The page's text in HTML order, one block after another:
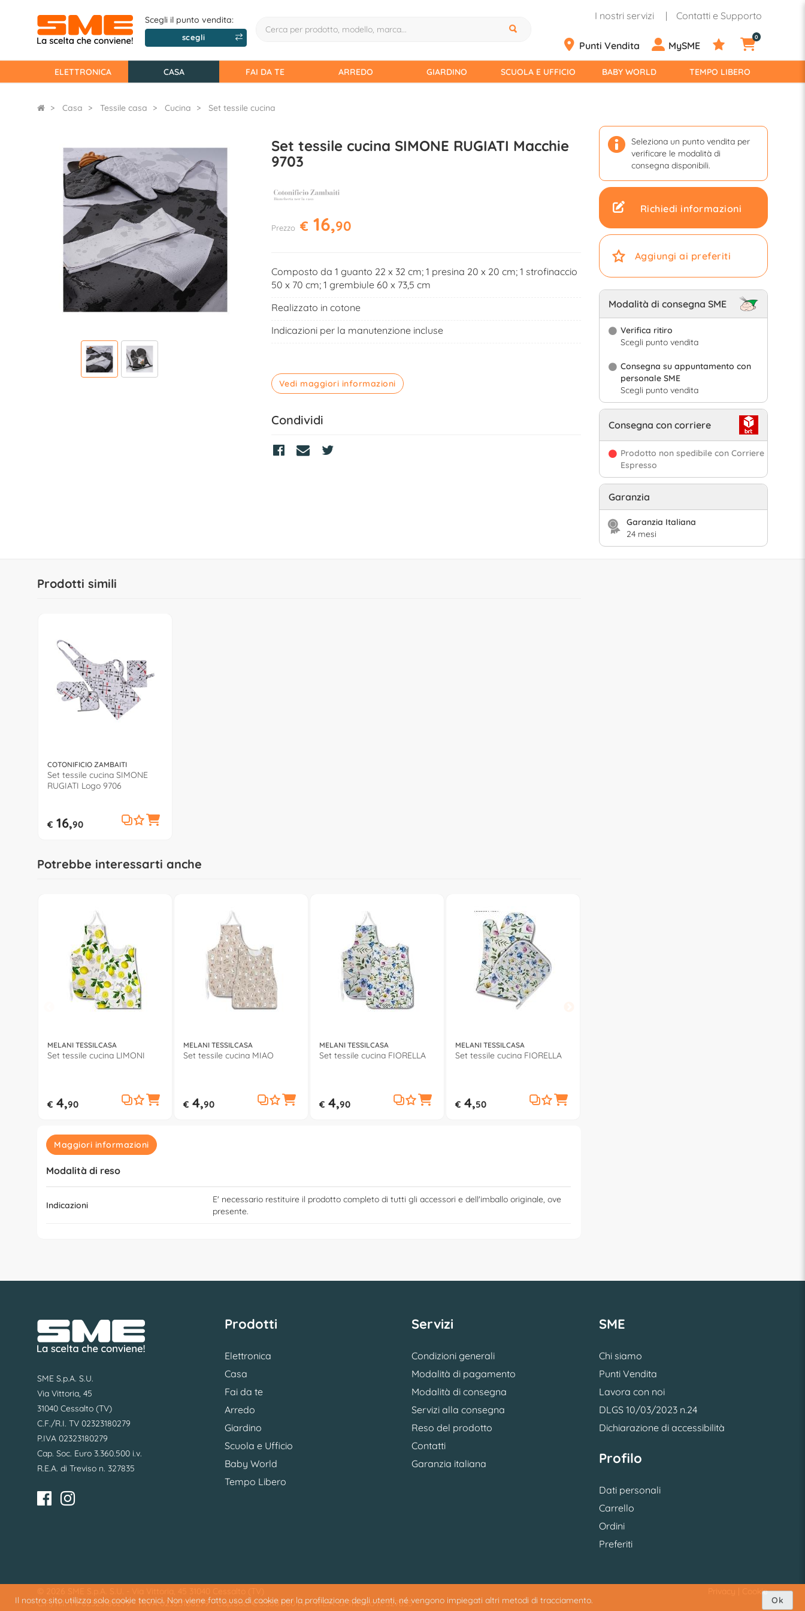
Scegli il punto vendita:
scegli
I nostri servizi Contatti e Supporto
Punti Vendita MySME
0
ELETTRONICA CASA FAI DA TE ARREDO GIARDINO SCUOLA E UFFICIO BABY WORLD TEMPO LIBERO
Casa Tessile casa Cucina Set tessile cucina
Set tessile cucina SIMONE RUGIATI Macchie
9703
Prezzo € 16,90
Composto da 1 guanto 22 x 32 cm; 1 presina 20 x 20 cm; 1 strofinaccio
50 x 70 cm; 1 grembiule 60 x 73,5 cm
Realizzato in cotone
Indicazioni per la manutenzione incluse
Vedi maggiori informazioni
Condividi
Seleziona un punto vendita per
verificare le modalità di
consegna disponibili.
Richiedi informazioni
Aggiungi ai preferiti
Modalità di consegna SME
Verifica ritiro
Scegli punto vendita
Consegna su appuntamento con
personale SME
Scegli punto vendita
Consegna con corriere
Prodotto non spedibile con Corriere
Espresso
Garanzia
Garanzia Italiana
24 mesi
Prodotti simili
COTONIFICIO ZAMBAITI
Set tessile cucina SIMONE
RUGIATI Logo 9706
€ 16,90
Potrebbe interessarti anche
MELANI TESSILCASA
Set tessile cucina LIMONI
€ 4,90
MELANI TESSILCASA
Set tessile cucina MIAO
€ 4,90
MELANI TESSILCASA
Set tessile cucina FIORELLA
€ 4,90
MELANI TESSILCASA
Set tessile cucina FIORELLA
€ 4,50
Maggiori informazioni
Modalità di reso
Indicazioni
E' necessario restituire il prodotto completo di tutti gli accessori e dell'imballo originale, ove
presente.
Il nostro sito utilizza solo cookie tecnici. Non viene fatto uso di cookie per la profilazione degli utenti, né vengono impiegati altri metodi di tracciamento.
Ok
SME S.p.A. S.U.
Via Vittoria, 45
31040 Cessalto (TV)
C.F./R.I. TV 02323180279
P.IVA 02323180279
Cap. Soc. Euro 3.360.500 i.v.
R.E.A. di Treviso n. 327835
Prodotti
Elettronica
Casa
Fai da te
Arredo
Giardino
Scuola e Ufficio
Baby World
Tempo Libero
Servizi
Condizioni generali
Modalità di pagamento
Modalità di consegna
Servizi alla consegna
Reso del prodotto
Contatti
Garanzia italiana
SME
Chi siamo
Punti Vendita
Lavora con noi
DLGS 10/03/2023 n.24
Dichiarazione di accessibilità
Profilo
Dati personali
Carrello
Ordini
Preferiti
C.F./R.I. TV 02323180279 - P.IVA 02323180279 - Cap.Soc. € 3.360.500 i.v. - R.E.A. di Treviso n. 327835
Cookie